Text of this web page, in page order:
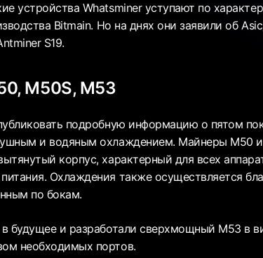
устройства Whatsminer уступают по
Bitmain. Но на днях они заявили об
S19.
M50S, M53
подробную информацию о пятом
и водяным охлаждением. Майнеры M50
корпус, характерный для всех
Охлаждения также осуществляется
по бокам.
будущее и разработали сверхмощный M53 в
необходимых портов.